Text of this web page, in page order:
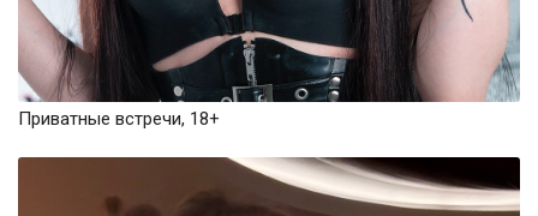
Приватные встречи, 18+